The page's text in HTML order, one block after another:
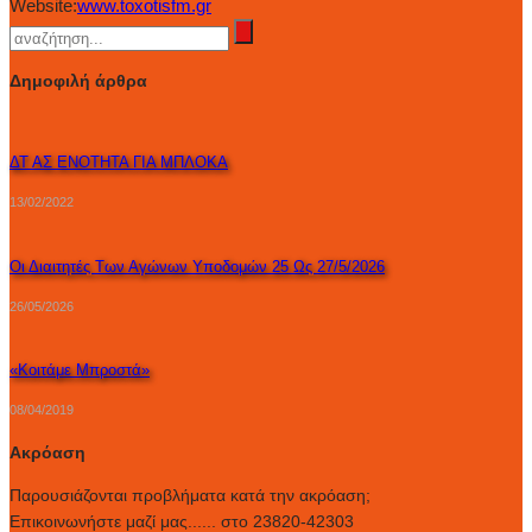
Website:www.toxotisfm.gr
Δημοφιλή άρθρα
ΔΤ ΑΣ ΕΝΟΤΗΤΑ ΓΙΑ ΜΠΛΟΚΑ
13/02/2022
Οι Διαιτητές Των Αγώνων Υποδομών 25 Ως 27/5/2026
26/05/2026
«Κοιτάμε Μπροστά»
08/04/2019
Ακρόαση
Παρουσιάζονται προβλήματα κατά την ακρόαση;
Επικοινωνήστε μαζί μας...... στο 23820-42303